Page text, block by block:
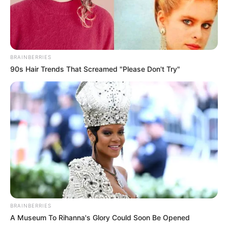
Boosenburg und die am Ufer des Rheins verlaufende
Rheinstraße - weiter»
Bald ist Hohes Friedensfest (in Augsburg ein Feiertag):
Sonnabend, den 08.08.2026
Klein aber fein, so zeigt sich die unterhalb der Hänge des
Taunusliegende, in der ganzen Welt berühmte
Touristenstadt. Fein ist schon die am Rhein verlaufende
BRAINBERRIES
90s Hair Trends That Screamed "Please Don't Try"
BRAINBERRIES
A Museum To Rihanna's Glory Could Soon Be Opened